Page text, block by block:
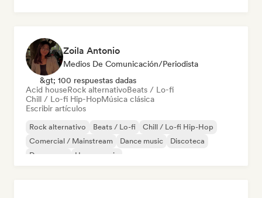
Zoila Antonio
Medios De Comunicación/Periodista
&gt; 100 respuestas dadas
Acid houseRock alternativoBeats / Lo-fi
Chill / Lo-fi Hip-HopMúsica clásica
Escribir artículos
Rock alternativo Beats / Lo-fi
Chill / Lo-fi Hip-Hop
Comercial / Mainstream
Dance music
Discoteca
Dream pop
House music